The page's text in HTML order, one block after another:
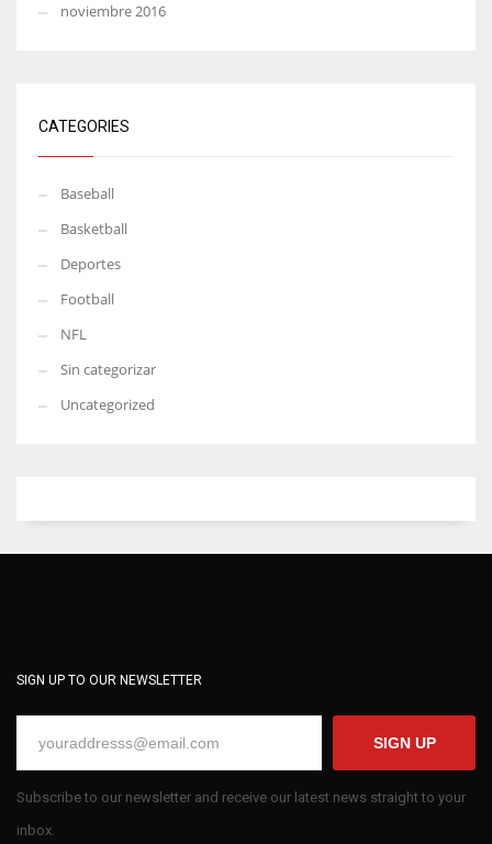
noviembre 2016
CATEGORIES
Baseball
Basketball
Deportes
Football
NFL
Sin categorizar
Uncategorized
SIGN UP TO OUR NEWSLETTER
SIGN UP
Subscribe to our newsletter and receive our latest news straight to your
inbox.